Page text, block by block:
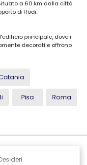
a 60 km dalla città
di Rodi.
principale, dove i
decorati e offrono
presso la
familiari e bungalow
Pisa Roma